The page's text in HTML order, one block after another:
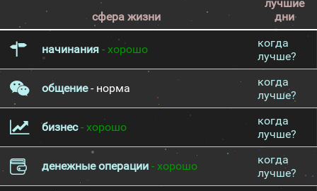
сфера жизни
лучшие
дни
начинания - хорошо
когда
лучше?
общение- норма
когда
лучше?
бизнес- хорошо
когда
лучше?
денежные операции - хорошо
когда
лучше?